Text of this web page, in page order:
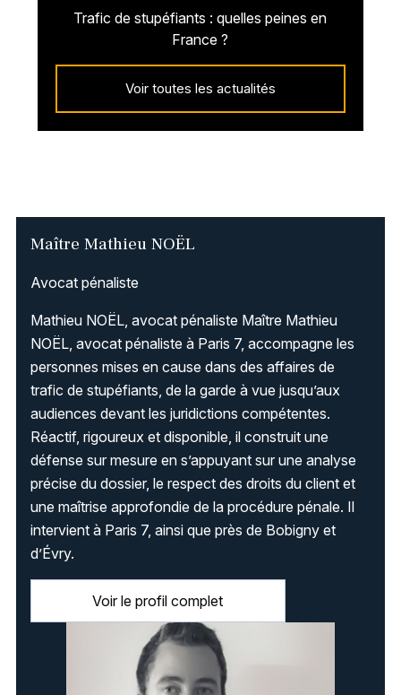
Trafic de stupéfiants : quelles peines en
France ?
Voir toutes les actualités
Maître Mathieu NOËL
Avocat pénaliste
Mathieu NOËL, avocat pénaliste Maître Mathieu
NOËL, avocat pénaliste à Paris 7, accompagne les
personnes mises en cause dans des affaires de
trafic de stupéfiants, de la garde à vue jusqu’aux
audiences devant les juridictions compétentes.
Réactif, rigoureux et disponible, il construit une
défense sur mesure en s’appuyant sur une analyse
précise du dossier, le respect des droits du client et
une maîtrise approfondie de la procédure pénale. Il
intervient à Paris 7, ainsi que près de Bobigny et
d’Évry.
Voir le profil complet